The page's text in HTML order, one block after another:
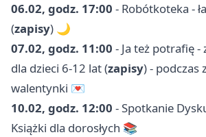
06.02, godz. 17:00 - Robótkoteka -
(zapisy) 🌙
07.02, godz. 11:00 - Ja też potrafię -
dla dzieci 6-12 lat (zapisy) - podczas
walentynki 💌
10.02, godz. 12:00 - Spotkanie
Książki dla dorosłych 📚